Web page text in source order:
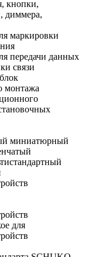
кнопки,
диммера,
маркировки
передачи данных
связи
монтажа
миниатюрный
для